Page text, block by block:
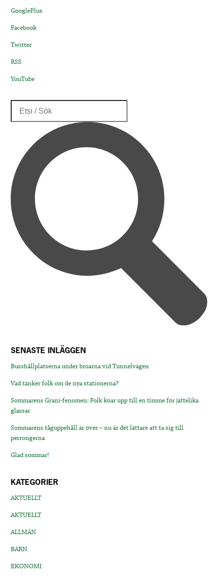
GooglePlus
Facebook
Twitter
RSS
YouTube
SENASTE INLÄGGEN
Busshållplatserna under broarna vid Tunnelvägen
Vad tänker folk om de nya stationerna?
Sommarens Grani-fenomen: Folk köar upp till en timme för jättelika
glassar
Sommarens tåguppehåll är över – nu är det lättare att ta sig till
perrongerna
Glad sommar!
KATEGORIER
AKTUELLT
AKTUELLT
ALLMÄN
BARN
EKONOMI